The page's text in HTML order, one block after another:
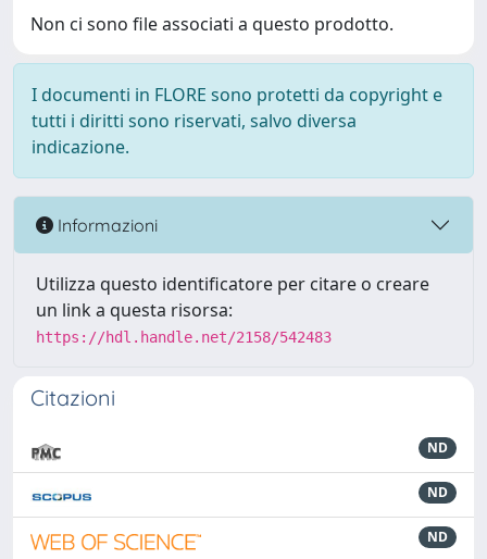
Non ci sono file associati a questo prodotto.
I documenti in FLORE sono protetti da copyright e
tutti i diritti sono riservati, salvo diversa
indicazione.
Informazioni
Utilizza questo identificatore per citare o creare
un link a questa risorsa:
https://hdl.handle.net/2158/542483
Citazioni
ND
ND
ND